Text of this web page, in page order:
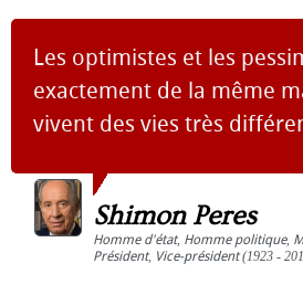
Les optimistes et les
exactement de la même
vivent des vies très
Shimon Peres
Homme d'état, Homme politique,
Président, Vice-président(1923 -